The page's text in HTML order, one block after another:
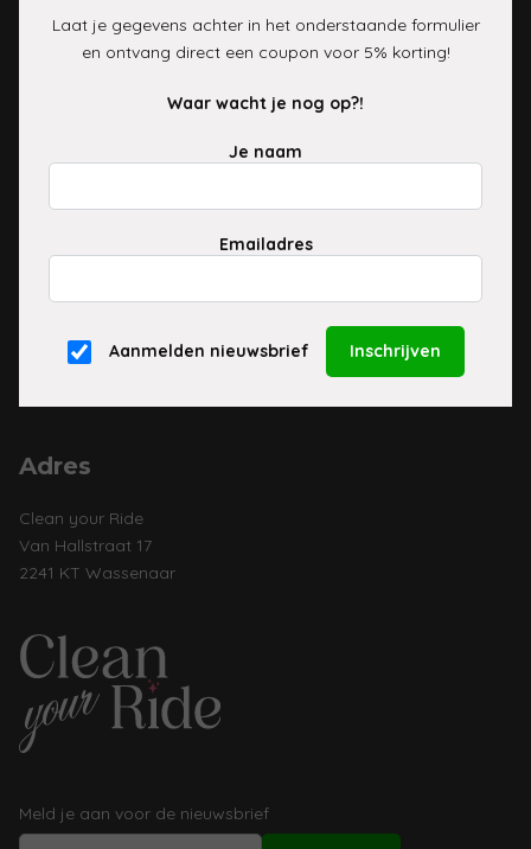
06-16100353
info@cleanyourride.nl
Betalingsmogelijkheden
Winkel
Maandag t/m vrijdag
Adres
Clean your Ride
Van Hallstraat 17
2241 KT Wassenaar
Meld je aan voor de nieuwsbrief
Laat je gegevens achter in het onderstaande formulier
en ontvang direct een coupon voor 5% korting!
Waar wacht je nog op?!
Je naam
Emailadres
Aanmelden nieuwsbrief